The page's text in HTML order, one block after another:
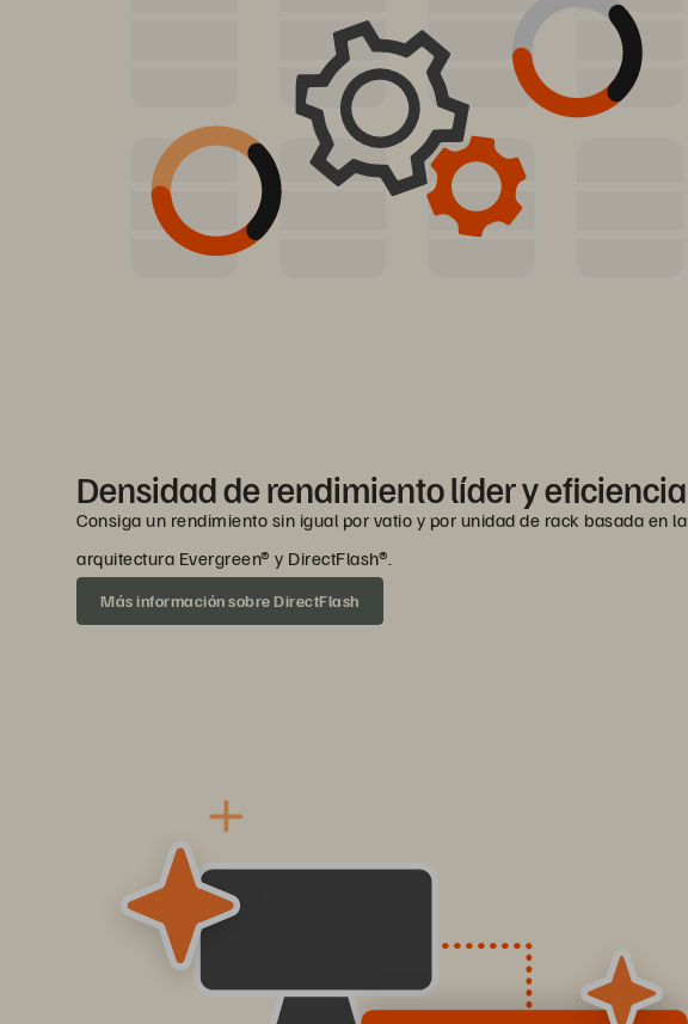
Densidad de rendimiento líder y eficiencia
Consiga un rendimiento sin igual por vatio y por unidad de rack basada en la
arquitectura Evergreen® y DirectFlash®.
Más información sobre DirectFlash